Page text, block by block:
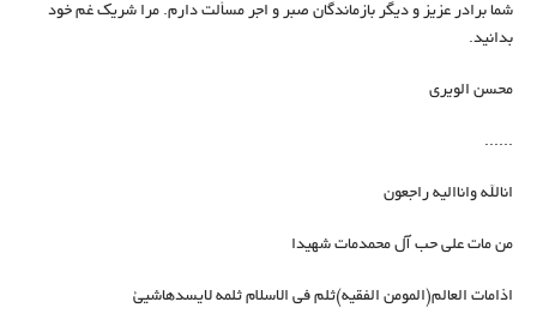
شما برادر عزیز و دیگر بازماندگان صبر و اجر مسألت دارم. مرا شریک غم خود
بدانید.
محسن الویری
......
انالله واناالیه راجعون
من مات علی حب آل محمدمات شهیدا
اذامات العالم(المومن الفقیه)ثلم فی الاسلام ثلمه لایسدهاشیئ